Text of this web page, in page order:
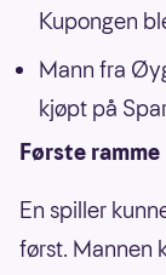
Kupongen
Mann fra
kjøpt på
Første ramme
En spiller
først. Mannen